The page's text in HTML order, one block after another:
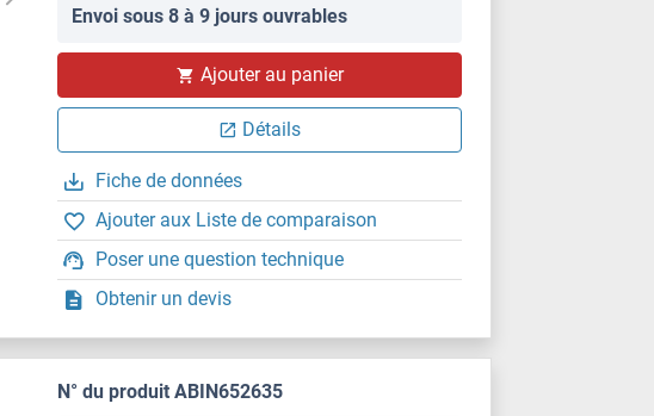
Envoi sous 8 à 9 jours ouvrables
Ajouter au panier
Détails
Fiche de données
Ajouter aux Liste de comparaison
Poser une question technique
Obtenir un devis
N° du produit ABIN652635